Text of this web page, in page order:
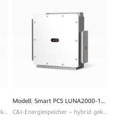
C&I-Energiespeicher – hybrid gekühlt & netzbildend
Modell: Smart PCS LUNA2000-100KTL-M1
C&I-Energiespeicher – hybrid gekühlt & netzbildend